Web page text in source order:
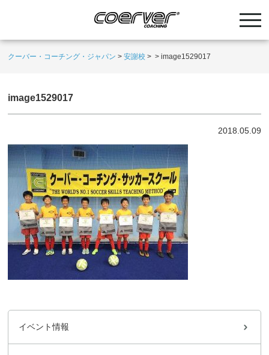
クーバー・コーチング・ジャパン >安謝校 > >image1529017
image1529017
2018.05.09
イベント情報